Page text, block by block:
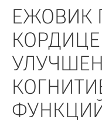
ЕЖОВИК
ПСИХОЛОГИЯ
ДЕТИ
ДОМ
БИЗНЕС